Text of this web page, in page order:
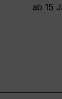
ab 15